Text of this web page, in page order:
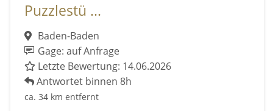
Puzzlestü ...
Baden-Baden
Gage: auf Anfrage
Letzte Bewertung: 14.06.2026
Antwortet binnen 8h
ca. 34 km entfernt